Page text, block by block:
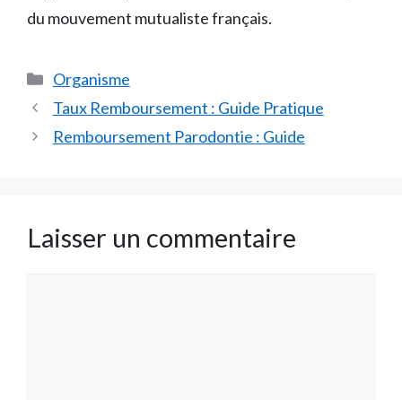
du mouvement mutualiste français.
Catégories
Organisme
Taux Remboursement : Guide Pratique
Remboursement Parodontie : Guide
Laisser un commentaire